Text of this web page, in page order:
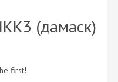
(дамаск)
first!